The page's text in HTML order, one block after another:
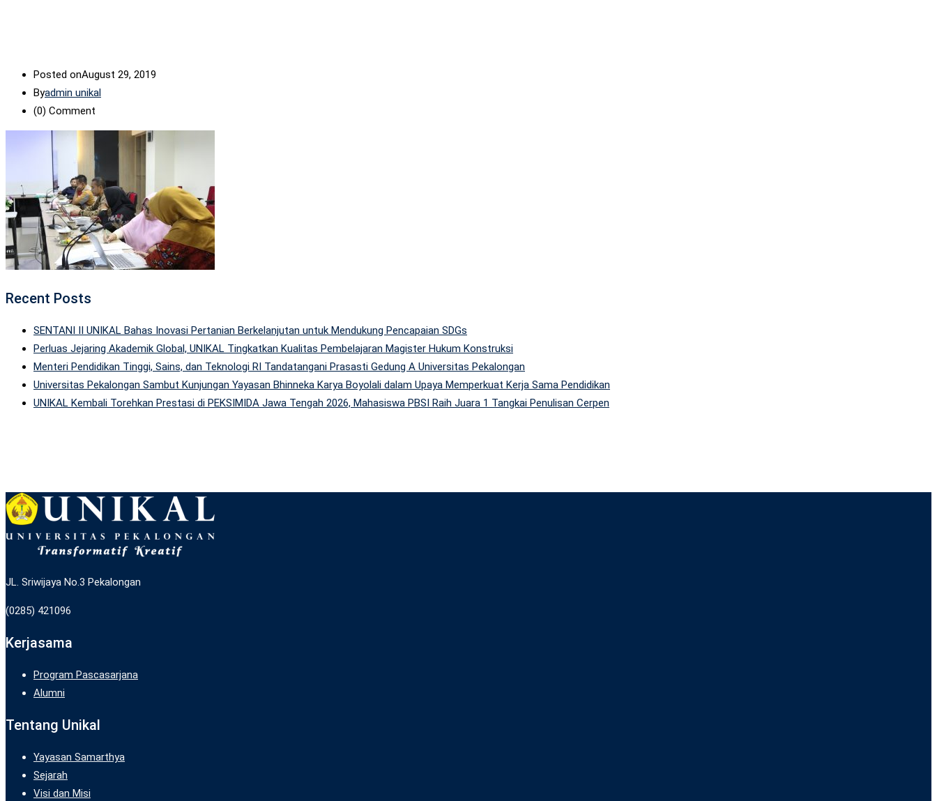
Posted onAugust 29, 2019
Byadmin unikal
(0) Comment
Recent Posts
SENTANI II UNIKAL Bahas Inovasi Pertanian Berkelanjutan untuk Mendukung Pencapaian SDGs
Perluas Jejaring Akademik Global, UNIKAL Tingkatkan Kualitas Pembelajaran Magister Hukum Konstruksi
Menteri Pendidikan Tinggi, Sains, dan Teknologi RI Tandatangani Prasasti Gedung A Universitas Pekalongan
Universitas Pekalongan Sambut Kunjungan Yayasan Bhinneka Karya Boyolali dalam Upaya Memperkuat Kerja Sama Pendidikan
UNIKAL Kembali Torehkan Prestasi di PEKSIMIDA Jawa Tengah 2026, Mahasiswa PBSI Raih Juara 1 Tangkai Penulisan Cerpen
JL. Sriwijaya No.3 Pekalongan
(0285) 421096
Kerjasama
Program Pascasarjana
Alumni
Tentang Unikal
Yayasan Samarthya
Sejarah
Visi dan Misi